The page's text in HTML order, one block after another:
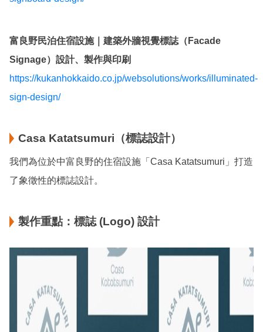
富良野民泊住宿設施｜建築外牆視覺標誌（Facade
Signage）設計、製作與印刷
https://kukanhokkaido.co.jp/websolutions/works/illuminated-
sign-design/
Casa Katatsumuri（標誌設計）
我們為位於中富良野的住宿設施「Casa Katatsumuri」打造
了象徵性的標誌設計。
製作重點：標誌 (Logo) 設計